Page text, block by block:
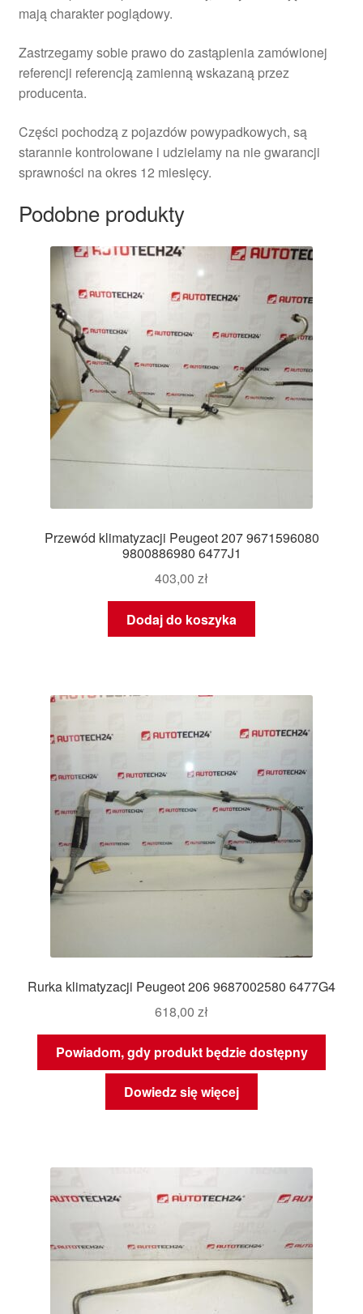
mają charakter poglądowy.
Zastrzegamy sobie prawo do zastąpienia zamówionej
referencji referencją zamienną wskazaną przez
producenta.
Części pochodzą z pojazdów powypadkowych, są
starannie kontrolowane i udzielamy na nie gwarancji
sprawności na okres 12 miesięcy.
Podobne produkty
Przewód klimatyzacji Peugeot 207 9671596080
9800886980 6477J1
403,00 zł
Dodaj do koszyka
Rurka klimatyzacji Peugeot 206 9687002580 6477G4
618,00 zł
Powiadom, gdy produkt będzie dostępny
Dowiedz się więcej